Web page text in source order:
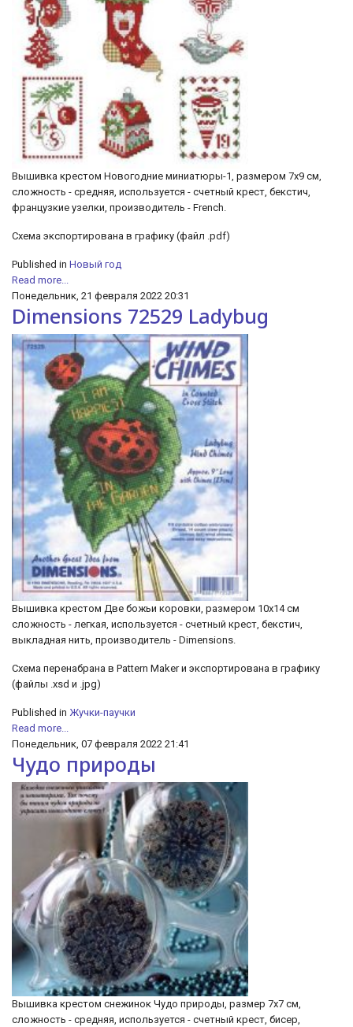
Вышивка крестом Новогодние миниатюры-1, размером 7х9 см,
сложность - средняя, используется - счетный крест, бекстич,
французкие узелки, производитель - French.
Схема экспортирована в графику (файл .pdf)
Published in Новый год
Read more...
Понедельник, 21 февраля 2022 20:31
Dimensions 72529 Ladybug
Вышивка крестом Две божьи коровки, размером 10х14 см
сложность - легкая, используется - счетный крест, бекстич,
выкладная нить, производитель - Dimensions.
Схема перенабрана в Pattern Maker и экспортирована в графику
(файлы .xsd и .jpg)
Published in Жучки-паучки
Read more...
Понедельник, 07 февраля 2022 21:41
Чудо природы
Вышивка крестом снежинок Чудо природы, размер 7х7 см,
сложность - средняя, используется - счетный крест, бисер,